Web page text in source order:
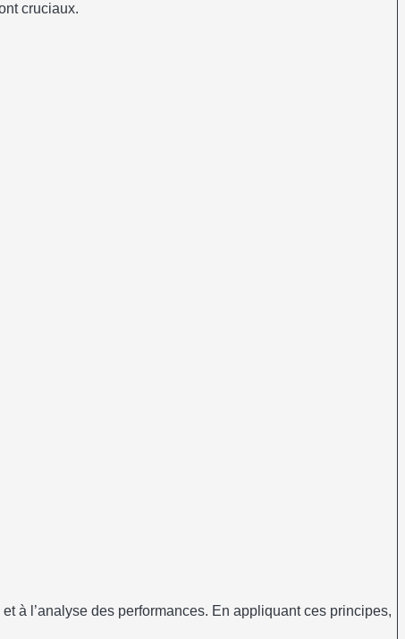
cruciaux.
à l’analyse des performances. En appliquant ces principes,